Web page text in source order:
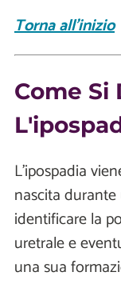
Torna all'inizio
Come Si
L'ipospadia
nascita
identificare la
uretrale e
una sua